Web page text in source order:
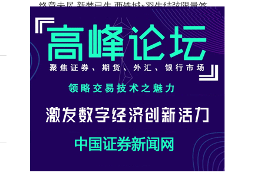
终章未尽 新梦已生 西铁城x羽生结弦限量签